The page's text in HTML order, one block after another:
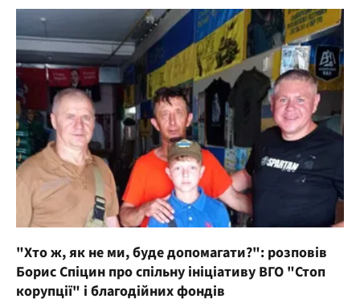
"Хто ж, як не ми, буде допомагати?": розповів
Борис Спіцин про спільну ініціативу ВГО "Стоп
корупції" і благодійних фондів